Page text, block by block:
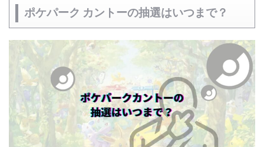
ポケパーク カントーの抽選はいつまで？